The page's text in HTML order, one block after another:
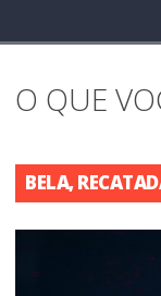
O QUE
BELA,